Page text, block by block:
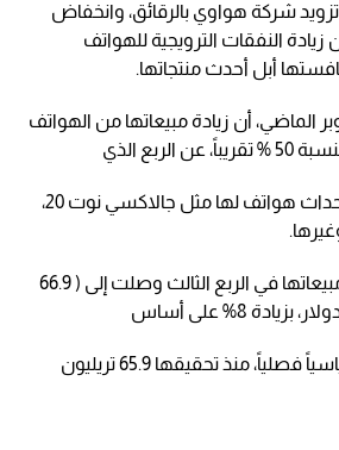
شركة هواوي بالرقائق، وانخفاض
النفقات الترويجية للهواتف
أبل أحدث منتجاتها.
الماضي، أن زيادة مبيعاتها من الهواتف
الذي
سبقه، جاء مع إطلاق أحداث هواتف لها مثل جالاكسي نوت 20،
وبحسب الشركة، فإن مبيعاتها في الربع الثالث وصلت إلى ( 66.9
سنوي، مسجلة رقماً قياسياً فصلياً، منذ تحقيقها 65.9 تريليون